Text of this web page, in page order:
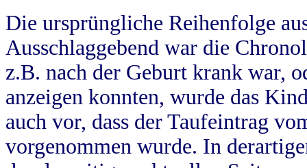
Die ursprüngliche Reihenfolge
Ausschlaggebend war die
z.B. nach der Geburt krank war,
anzeigen konnten, wurde das
auch vor, dass der Taufeintrag
vorgenommen wurde. In